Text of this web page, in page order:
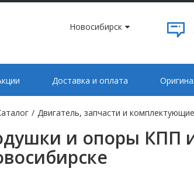
Новосибирск
Доставка и оплата
/ Двигатель, запчасти и комплектующие
и опоры КПП